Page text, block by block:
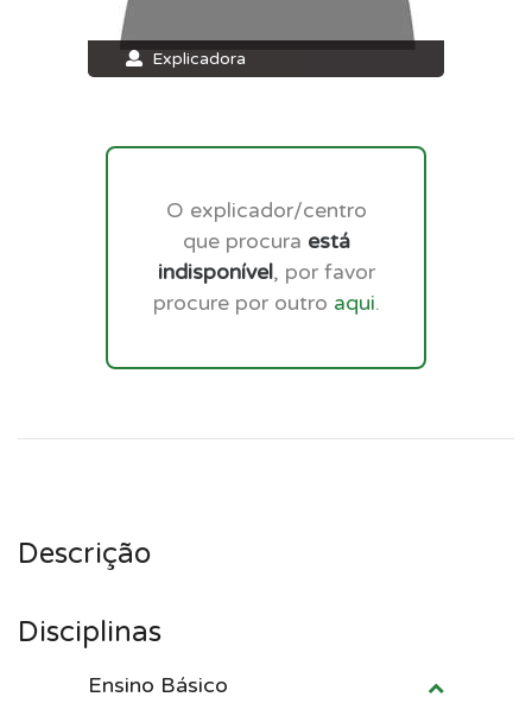
Explicadora
O explicador/centro
que procura está
indisponível, por favor
procure por outro aqui.
Descrição
Disciplinas
Ensino Básico